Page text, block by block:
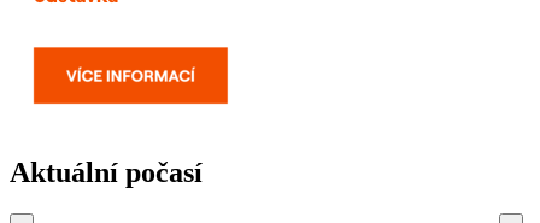
Aktuální počasí